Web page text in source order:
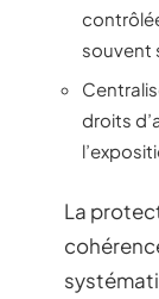
souvent
droits
La